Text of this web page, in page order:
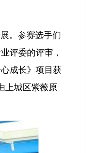
。参赛选手们
评委的评审，
成长》项目获
上城区紫薇原